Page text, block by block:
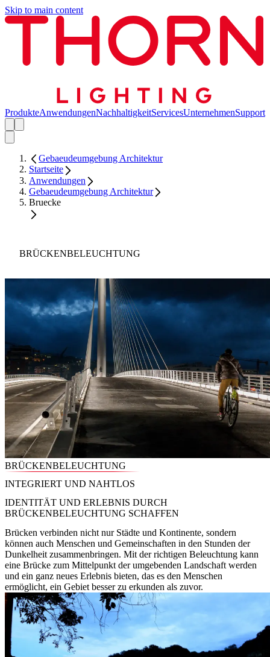
Skip to main content
ProdukteAnwendungenNachhaltigkeitServicesUnternehmenSupport
Gebaeudeumgebung Architektur
Startseite
Anwendungen
Gebaeudeumgebung Architektur
Bruecke
BRÜCKENBELEUCHTUNG
BRÜCKENBELEUCHTUNG
INTEGRIERT UND NAHTLOS
IDENTITÄT UND ERLEBNIS DURCH
BRÜCKENBELEUCHTUNG SCHAFFEN
Brücken verbinden nicht nur Städte und Kontinente, sondern
können auch Menschen und Gemeinschaften in den Stunden der
Dunkelheit zusammenbringen. Mit der richtigen Beleuchtung kann
eine Brücke zum Mittelpunkt der umgebenden Landschaft werden
und ein ganz neues Erlebnis bieten, das es den Menschen
ermöglicht, ein Gebiet besser zu erkunden als zuvor.